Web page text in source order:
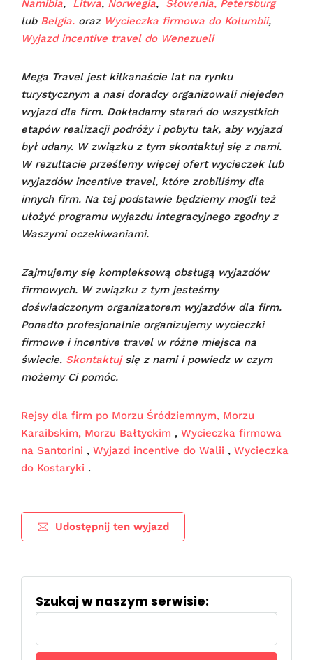
Namibia, Litwa, Norwegia, Słowenia, Petersburg
lub Belgia. oraz Wycieczka firmowa do Kolumbii,
Wyjazd incentive travel do Wenezueli
Mega Travel jest kilkanaście lat na rynku
turystycznym a nasi doradcy organizowali niejeden
wyjazd dla firm. Dokładamy starań do wszystkich
etapów realizacji podróży i pobytu tak, aby wyjazd
był udany. W związku z tym skontaktuj się z nami.
W rezultacie prześlemy więcej ofert wycieczek lub
wyjazdów incentive travel, które zrobiliśmy dla
innych firm. Na tej podstawie będziemy mogli też
ułożyć programu wyjazdu integracyjnego zgodny z
Waszymi oczekiwaniami.
Zajmujemy się kompleksową obsługą wyjazdów
firmowych. W związku z tym jesteśmy
doświadczonym organizatorem wyjazdów dla firm.
Ponadto profesjonalnie organizujemy wycieczki
firmowe i incentive travel w różne miejsca na
świecie. Skontaktujsię z nami i powiedz w czym
możemy Ci pomóc.
Rejsy dla firm po Morzu Śródziemnym, Morzu
Karaibskim, Morzu Bałtyckim , Wycieczka firmowa
na Santorini , Wyjazd incentive do Walii , Wycieczka
do Kostaryki .
Udostępnij ten wyjazd
Szukaj w naszym serwisie:
Szukaj: